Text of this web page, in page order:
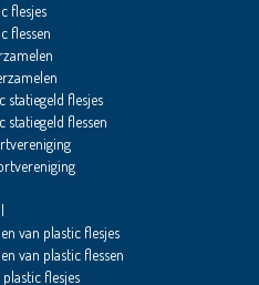
flesjes
flessen
statiegeld flesjes
statiegeld flessen
van plastic flesjes
van plastic flessen
flesjes